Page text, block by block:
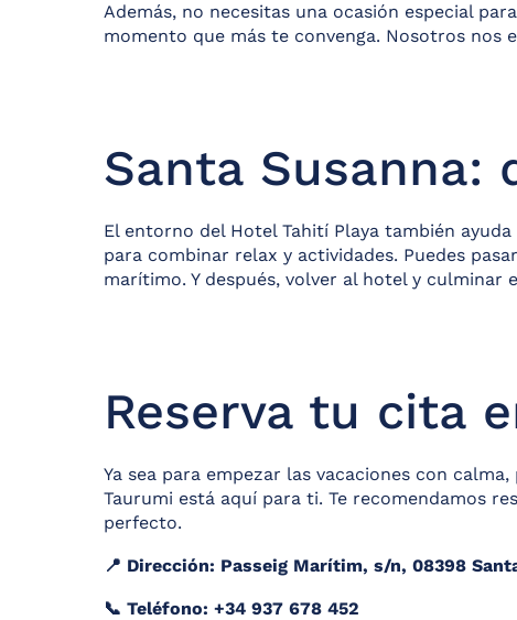
Además, no necesitas una ocasión especial
momento que más te convenga. Nosotros nos
Santa Susanna:
El entorno del Hotel Tahití Playa también
para combinar relax y actividades. Puedes
marítimo. Y después, volver al hotel y culminar
Reserva tu cita
Ya sea para empezar las vacaciones con
Taurumi está aquí para ti. Te recomendamos
perfecto.
📍 Dirección: Passeig Marítim, s/n, 08398
📞 Teléfono: +34 937 678 452